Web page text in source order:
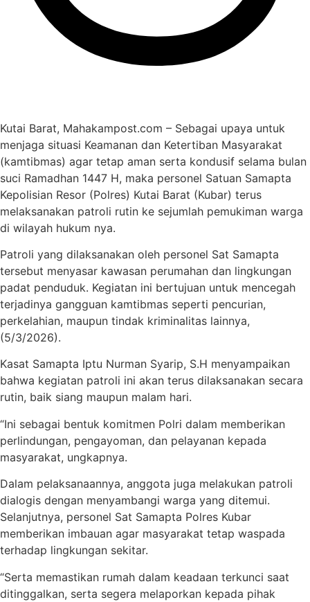
Kutai Barat, Mahakampost.com – Sebagai upaya untuk
menjaga situasi Keamanan dan Ketertiban Masyarakat
(kamtibmas) agar tetap aman serta kondusif selama bulan
suci Ramadhan 1447 H, maka personel Satuan Samapta
Kepolisian Resor (Polres) Kutai Barat (Kubar) terus
melaksanakan patroli rutin ke sejumlah pemukiman warga
di wilayah hukum nya.
Patroli yang dilaksanakan oleh personel Sat Samapta
tersebut menyasar kawasan perumahan dan lingkungan
padat penduduk. Kegiatan ini bertujuan untuk mencegah
terjadinya gangguan kamtibmas seperti pencurian,
perkelahian, maupun tindak kriminalitas lainnya,
(5/3/2026).
Kasat Samapta Iptu Nurman Syarip, S.H menyampaikan
bahwa kegiatan patroli ini akan terus dilaksanakan secara
rutin, baik siang maupun malam hari.
“Ini sebagai bentuk komitmen Polri dalam memberikan
perlindungan, pengayoman, dan pelayanan kepada
masyarakat, ungkapnya.
Dalam pelaksanaannya, anggota juga melakukan patroli
dialogis dengan menyambangi warga yang ditemui.
Selanjutnya, personel Sat Samapta Polres Kubar
memberikan imbauan agar masyarakat tetap waspada
terhadap lingkungan sekitar.
“Serta memastikan rumah dalam keadaan terkunci saat
ditinggalkan, serta segera melaporkan kepada pihak